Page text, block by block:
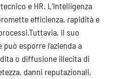
e HR. L’Intelligenza
efficienza, rapidità e
il suo
esporre l’azienda a
o diffusione illecita di
danni reputazionali,